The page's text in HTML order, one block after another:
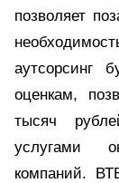
позволяет
аутсорсинг
оценкам,
тысяч
услугами
компаний.